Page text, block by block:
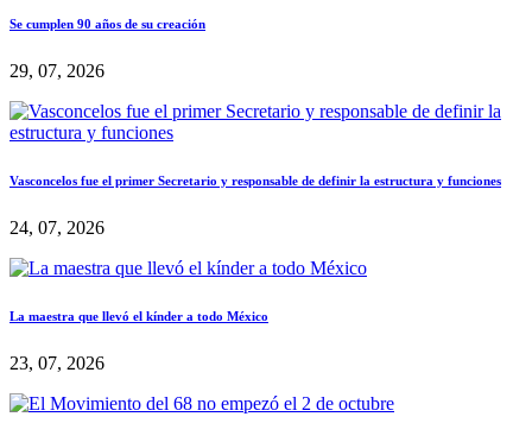
Se cumplen 90 años de su creación
29, 07, 2026
Vasconcelos fue el primer Secretario y responsable de definir la estructura y funciones
24, 07, 2026
La maestra que llevó el kínder a todo México
23, 07, 2026